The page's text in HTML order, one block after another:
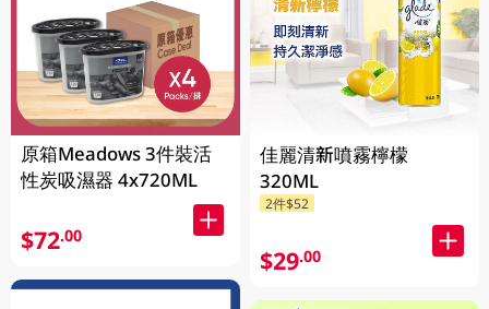
原箱Meadows 3件裝活
性炭吸濕器 4x720ML
$72.00
佳麗清新噴霧檸檬
320ML
2件$52
$29.00